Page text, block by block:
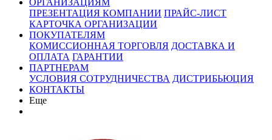
ОРГАНИЗАЦИЯМ
ПРЕЗЕНТАЦИЯ КОМПАНИИ ПРАЙС-ЛИСТ
КАРТОЧКА ОРГАНИЗАЦИИ
ПОКУПАТЕЛЯМ
КОМИССИОННАЯ ТОРГОВЛЯ ДОСТАВКА И
ОПЛАТА ГАРАНТИИ
ПАРТНЕРАМ
УСЛОВИЯ СОТРУДНИЧЕСТВА ДИСТРИБЬЮЦИЯ
КОНТАКТЫ
Еще